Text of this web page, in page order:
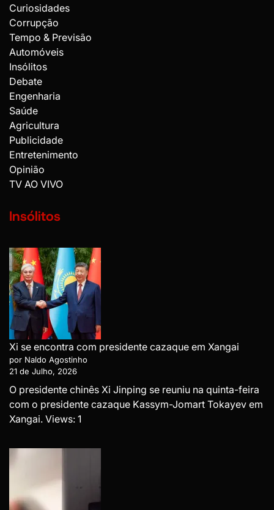
Curiosidades
Corrupção
Tempo & Previsão
Automóveis
Insólitos
Debate
Engenharia
Saúde
Agricultura
Publicidade
Entretenimento
Opinião
TV AO VIVO
Insólitos
Xi se encontra com presidente cazaque em Xangai
por Naldo Agostinho
21 de Julho, 2026
O presidente chinês Xi Jinping se reuniu na quinta-feira
com o presidente cazaque Kassym-Jomart Tokayev em
Xangai. Views: 1